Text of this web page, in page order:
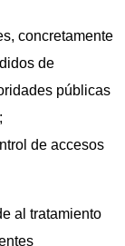
concretamente
de
públicas
de accesos
al tratamiento